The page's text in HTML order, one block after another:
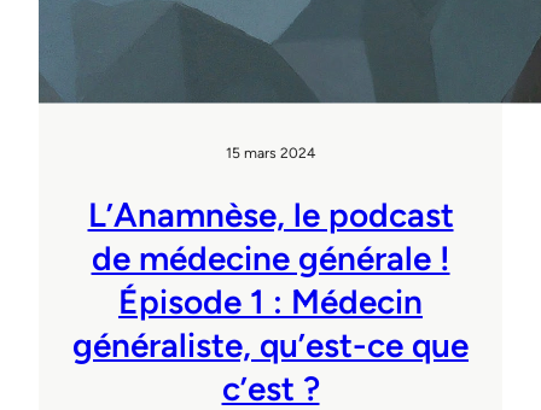
15 mars 2024
L’Anamnèse, le podcast
de médecine générale !
Épisode 1 : Médecin
généraliste, qu’est-ce que
c’est ?